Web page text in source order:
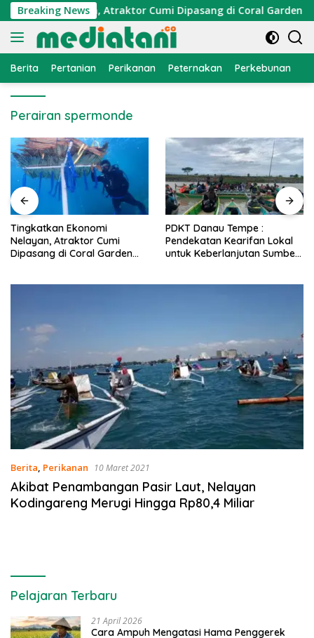
Langsung
ke
konten
Breaking News
Nelayan, Atraktor Cumi Dipasang di Coral Garden
Berita Pertanian Perikanan Peternakan Perkebunan
Perairan spermonde
PDKT Danau Tempe :
Pendekatan Kearifan Lokal
untuk Keberlanjutan Sumber
Cara Mengatasi Penyakit
PMK pada Sapi Perah Secara
Alami dan Medis
Berita, Perikanan 10 Maret 2021
Akibat Penambangan Pasir Laut, Nelayan
Kodingareng Merugi Hingga Rp80,4 Miliar
Pelajaran Terbaru
21 April 2026
Cara Ampuh Mengatasi Hama Penggerek